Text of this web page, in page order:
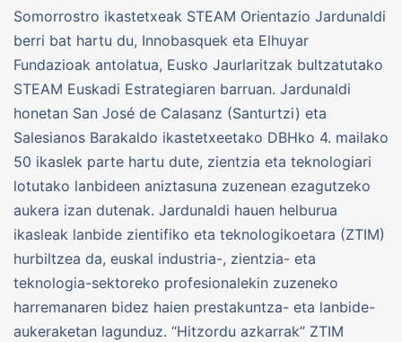
Somorrostro ikastetxeak STEAM Orientazio Jardunaldi
berri bat hartu du, Innobasquek eta Elhuyar
Fundazioak antolatua, Eusko Jaurlaritzak bultzatutako
STEAM Euskadi Estrategiaren barruan. Jardunaldi
honetan San José de Calasanz (Santurtzi) eta
Salesianos Barakaldo ikastetxeetako DBHko 4. mailako
50 ikaslek parte hartu dute, zientzia eta teknologiari
lotutako lanbideen aniztasuna zuzenean ezagutzeko
aukera izan dutenak. Jardunaldi hauen helburua
ikasleak lanbide zientifiko eta teknologikoetara (ZTIM)
hurbiltzea da, euskal industria-, zientzia- eta
teknologia-sektoreko profesionalekin zuzeneko
harremanaren bidez haien prestakuntza- eta lanbide-
aukeraketan lagunduz. “Hitzordu azkarrak” ZTIM